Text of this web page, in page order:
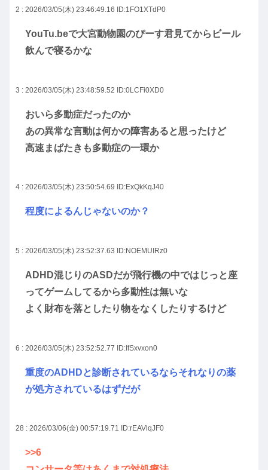
2 : 2026/03/05(木) 23:46:49.16 ID:1FO1XTdP0
YouTu.beで大宮動物園のぴーす君見てからビール
飲んで寝るかな
3 : 2026/03/05(木) 23:48:59.52 ID:0LCFi0XD0
おいら多動症だったのか
あの異常な言動は何かの障害あると思ったけど
高速まばたきも多動症の一環か
4 : 2026/03/05(木) 23:50:54.69 ID:ExQkKqJ40
程度によるんじゃないのか？
5 : 2026/03/05(木) 23:52:37.63 ID:NOEMUIRz0
ADHD混じりのASDだが飛行機の中ではじっと座
ってゲームしてるから多動性は無いな
よく財布を落としたり物をなくしたりするけど
6 : 2026/03/05(木) 23:52:52.77 ID:IfSxvxon0
重度のADHDと診断されているならそれなりの薬
が処方されているはずだが
28 : 2026/03/06(金) 00:57:19.71 ID:rEAVlqJF0
>>6